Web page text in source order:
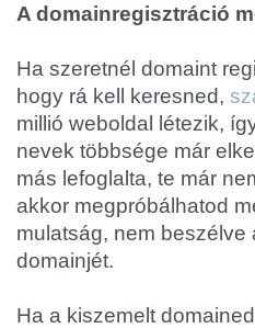
A domainregisztráció
Ha szeretnél domaint
hogy rá kell keresned,
millió weboldal létezik,
nevek többsége már
más lefoglalta, te már
akkor megpróbálhatod
mulatság, nem beszélve
domainjét.
Ha a kiszemelt